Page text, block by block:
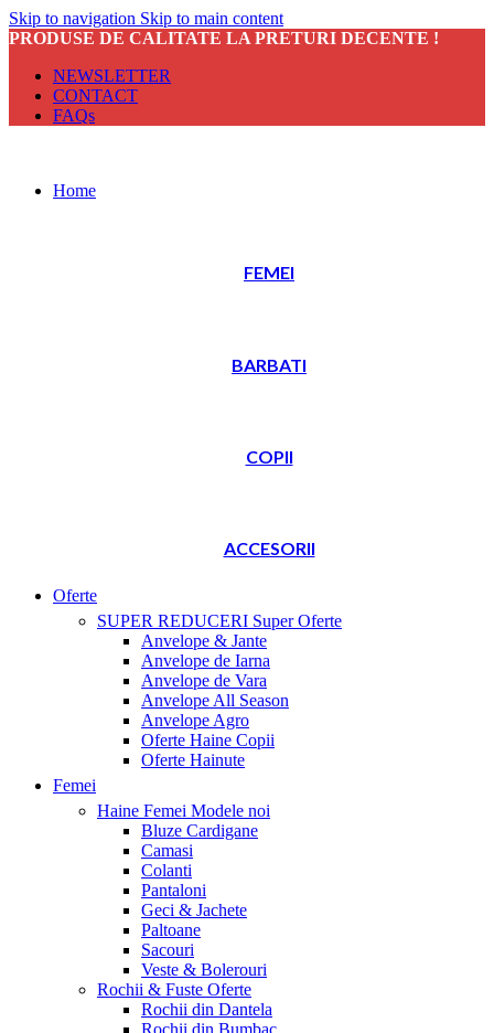
Skip to navigation Skip to main content
PRODUSE DE CALITATE LA PRETURI DECENTE !
NEWSLETTER
CONTACT
FAQs
Home
FEMEI
BARBATI
COPII
ACCESORII
Oferte
SUPER REDUCERI Super Oferte
Anvelope & Jante
Anvelope de Iarna
Anvelope de Vara
Anvelope All Season
Anvelope Agro
Oferte Haine Copii
Oferte Hainute
Femei
Haine Femei Modele noi
Bluze Cardigane
Camasi
Colanti
Pantaloni
Geci & Jachete
Paltoane
Sacouri
Veste & Bolerouri
Rochii & Fuste Oferte
Rochii din Dantela
Rochii din Bumbac